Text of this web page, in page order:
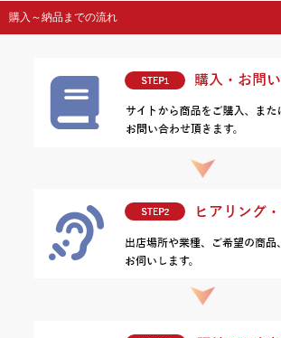
購入～納品までの流れ